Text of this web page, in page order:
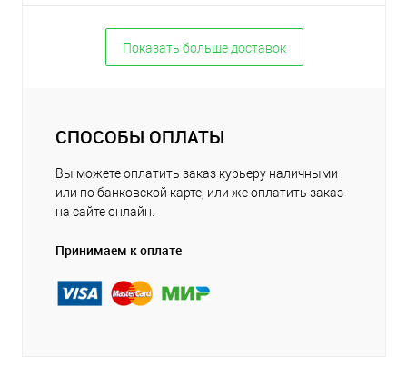
Показать больше доставок
СПОСОБЫ ОПЛАТЫ
Вы можете оплатить заказ курьеру наличными
или по банковской карте, или же оплатить заказ
на сайте онлайн.
Принимаем к оплате